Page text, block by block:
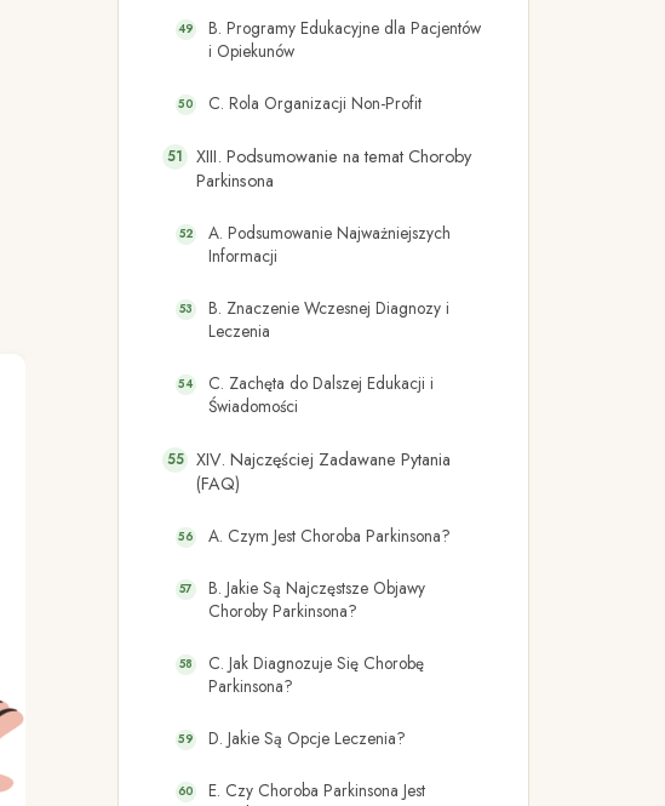
B. Programy Edukacyjne dla Pacjentów
i Opiekunów
C. Rola Organizacji Non-Profit
XIII. Podsumowanie na temat Choroby
Parkinsona
A. Podsumowanie Najważniejszych
Informacji
B. Znaczenie Wczesnej Diagnozy i
Leczenia
C. Zachęta do Dalszej Edukacji i
Świadomości
XIV. Najczęściej Zadawane Pytania
(FAQ)
A. Czym Jest Choroba Parkinsona?
B. Jakie Są Najczęstsze Objawy
Choroby Parkinsona?
C. Jak Diagnozuje Się Chorobę
Parkinsona?
D. Jakie Są Opcje Leczenia?
E. Czy Choroba Parkinsona Jest